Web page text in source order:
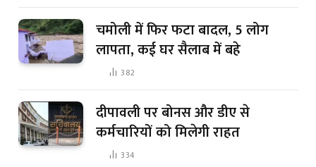
चमोली में फिर फटा बादल, 5 लोग
लापता, कई घर सैलाब में बहे
382
दीपावली पर बोनस और डीए से
कर्मचारियों को मिलेगी राहत
334